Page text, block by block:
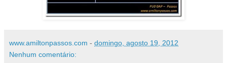
www.amiltonpassos.com - domingo, agosto 19, 2012
Nenhum comentário: